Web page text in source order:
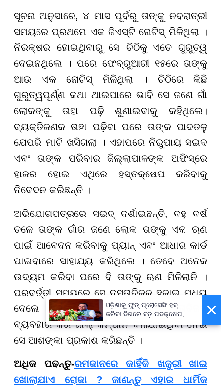
ସୂଚନା ଅନୁସାରେ, ୪ ମାସ ପୂର୍ବରୁ ତାଙ୍କୁ ନବରାତ୍ରୀ
ସମୟରେ ପ୍ରଥମେ ଏକ ଜିଏସ୍ଟି ନୋଟିସ୍ ମିଳିଥିଲା ।
ନିରକ୍ଷର ହୋଇଥିବାରୁ ସେ ଚିଠିକୁ ଏତେ ଗୁରୁତ୍ୱ
ଦେଇନଥିଲେ । ପରେ ଫେବ୍ରୁଆରୀ ୧୫ରେ ତାଙ୍କୁ
ଆଉ ଏକ ନୋଟିସ୍ ମିଳିଥିଲା । ଚିଠିରେ କିଛି
ଗୁରୁତ୍ୱପୂର୍ଣ୍ଣ କଥା ଥାଇପାରେ ଭାବି ସେ ଜଣେ ଗାଁ
ଲୋକଙ୍କୁ ତାହା ପଢ଼ି ଶୁଣାଇବାକୁ କହିଥିଲେ।
ବ୍ୟକ୍ତିଜଣକ ତାହା ପଢ଼ିବା ପରେ ତାଙ୍କ ପାଦତଳୁ
ଯେପରି ମାଟି ଖସିଗଲା । ଏହାପରେ ନିରୁପାୟ ସଇଦ
ଏବଂ ତାଙ୍କ ପରିବାର ଜିଲ୍ଲାପାଳଙ୍କ ଅଫିସ୍ରେ
ହାଜର ହୋଇ ଏଥିରେ ହସ୍ତକ୍ଷେପ କରିବାକୁ
ନିବେଦନ କରିଛନ୍ତି ।
ଅଭିଯୋଗପତ୍ରରେ ସଇଦ୍ ଦର୍ଶାଇଛନ୍ତି, ବହୁ ବର୍ଷ
ତଳେ ତାଙ୍କ ଗାଁର ଜଣେ ଲୋକ ତାଙ୍କୁ ଏକ ଋଣ
ପାଇଁ ଆବେଦନ କରିବାକୁ ପ୍ୟାନ୍ ଏବଂ ଆଧାର କାର୍ଡ
ପାଇବାରେ ସାହାଯ୍ୟ କରିଥିଲେ । ତେବେ ଅନେକ
ଉଦ୍ୟମ କରିବା ପରେ ବି ତାଙ୍କୁ ଋଣ ମିଳିଲାନି ।
ପରବର୍ତ୍ତୀ ସମୟରେ ସେ ଦସ୍ତାବିଜକୁ ହଜାଇ ମଧ୍ୟ
ଦେଲେ । ହଜିଯାଇଥିବା ତାଙ୍କର ସେହି ଦସ୍ତାବିଜକୁ
ବ୍ୟବହାର କରି ଜାଲ୍ କମ୍ପାନି ବନାଯାଇଥିବା ନେଇ
ସେ ଆଶଙ୍କା ପ୍ରକାଶ କରିଛନ୍ତି ।
ଅଧିକ ପଢନ୍ତୁ-ରମଜାନରେ କାହିଁକି ଖଜୁରୀ ଖାଇ
ଖୋଲାଯାଏ ରୋଜା ? ଜାଣନ୍ତୁ ଏହାର ଧାର୍ମିକ
×
ଓଡ଼ିଶାକୁ ଫୁଡ୍ ପ୍ରୋସେସିଂ ହବ୍
କରିବା ଦିଗରେ ବଡ଼ ପଦକ୍ଷେପ, ୪୨
ହଜାରରୁ ଅଧିକ ନିଯୁକ୍ତି ସୁଯୋଗ